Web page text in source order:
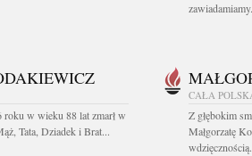
w wieku 88 lat zmarł w
Tata, Dziadek i Brat...
CAŁA
Z głębokim
Małgorzatę